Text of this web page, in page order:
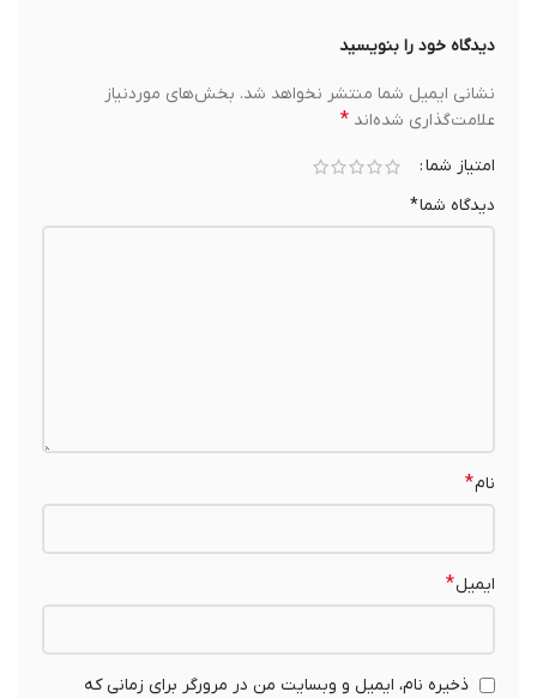
دیدگاه خود را بنویسید
نشانی ایمیل شما منتشر نخواهد شد. بخش‌های موردنیاز
علامت‌گذاری شده‌اند*
امتیاز شما
دیدگاه شما*
ایمیل*
ذخیره نام، ایمیل و وبسایت من در مرورگر برای زمانی که